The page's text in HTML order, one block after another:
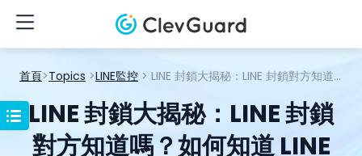
首頁>Topics >LINE監控 > LINE 封鎖大揭秘：LINE 封鎖對方知道嗎？如何知道 LINE 被封鎖？
LINE 封鎖大揭秘：LINE 封鎖
對方知道嗎？如何知道 LINE